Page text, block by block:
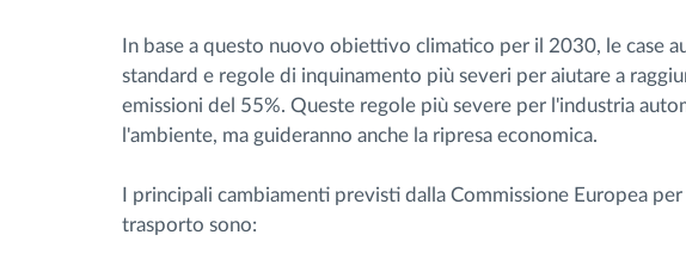
In base a questo nuovo obiettivo climatico per il 2030, le case
standard e regole di inquinamento più severi per aiutare a
emissioni del 55%. Queste regole più severe per l'industria
l'ambiente, ma guideranno anche la ripresa economica.
I principali cambiamenti previsti dalla Commissione Europea
trasporto sono: